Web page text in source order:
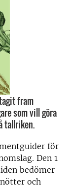
fram
som vill göra
tallriken.
för
Den 1
bedömer
och